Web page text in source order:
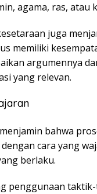
agama, ras, atau
juga
memiliki
argumennya
yang relevan.
bahwa
cara yang
berlaku.
penggunaan